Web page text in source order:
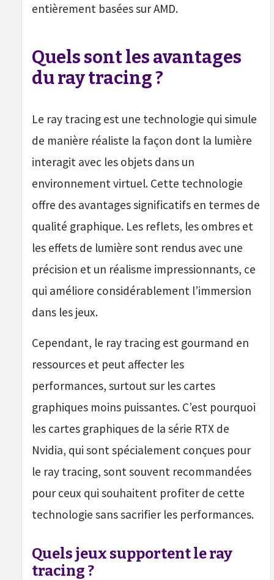
entièrement basées sur AMD.
Quels sont les avantages
du ray tracing ?
Le ray tracing est une technologie qui simule
de manière réaliste la façon dont la lumière
interagit avec les objets dans un
environnement virtuel. Cette technologie
offre des avantages significatifs en termes de
qualité graphique. Les reflets, les ombres et
les effets de lumière sont rendus avec une
précision et un réalisme impressionnants, ce
qui améliore considérablement l’immersion
dans les jeux.
Cependant, le ray tracing est gourmand en
ressources et peut affecter les
performances, surtout sur les cartes
graphiques moins puissantes. C’est pourquoi
les cartes graphiques de la série RTX de
Nvidia, qui sont spécialement conçues pour
le ray tracing, sont souvent recommandées
pour ceux qui souhaitent profiter de cette
technologie sans sacrifier les performances.
Quels jeux supportent le ray
tracing ?